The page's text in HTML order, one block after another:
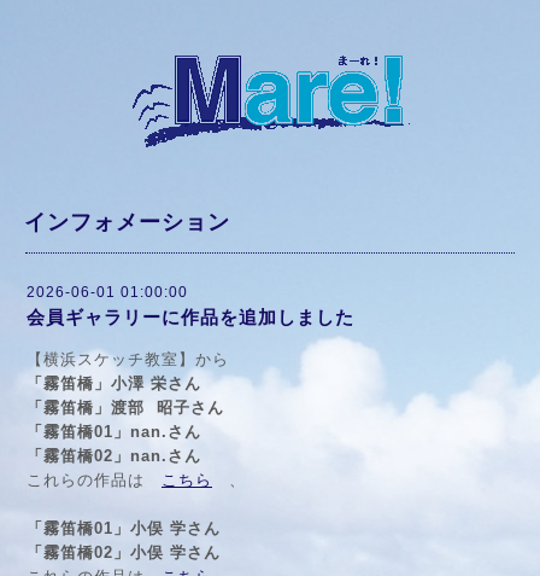
インフォメーション
2026-06-01 01:00:00
会員ギャラリーに作品を追加しました
【横浜スケッチ教室】から
「霧笛橋」小澤 栄さん
「霧笛橋」渡部 昭子さん
「霧笛橋01」nan.さん
「霧笛橋02」nan.さん
これらの作品は こちら 、
「霧笛橋01」小俣 学さん
「霧笛橋02」小俣 学さん